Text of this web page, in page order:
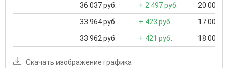
36 037 руб. + 2 497 руб. 20 000
33 964 руб. + 423 руб. 17 000
33 962 руб. + 421 руб. 18 000
Скачать изображение графика